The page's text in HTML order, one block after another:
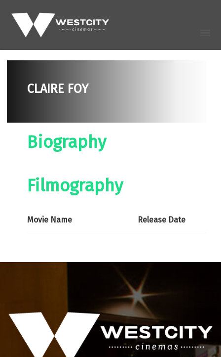
CLAIRE FOY
Biography
Filmography
Movie Name Release Date